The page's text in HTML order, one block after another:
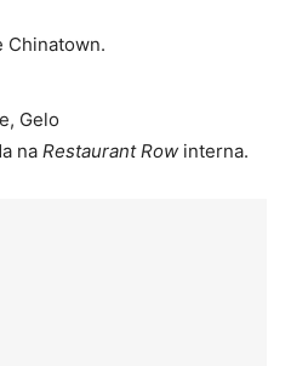
Chinatown.
Gelo
na Restaurant Row interna.